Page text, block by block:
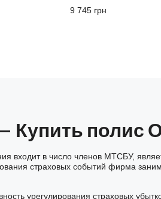
9 745 грн
Купить полис
в число членов МТСБУ,
страховых событий фирма
урегулирования страховых